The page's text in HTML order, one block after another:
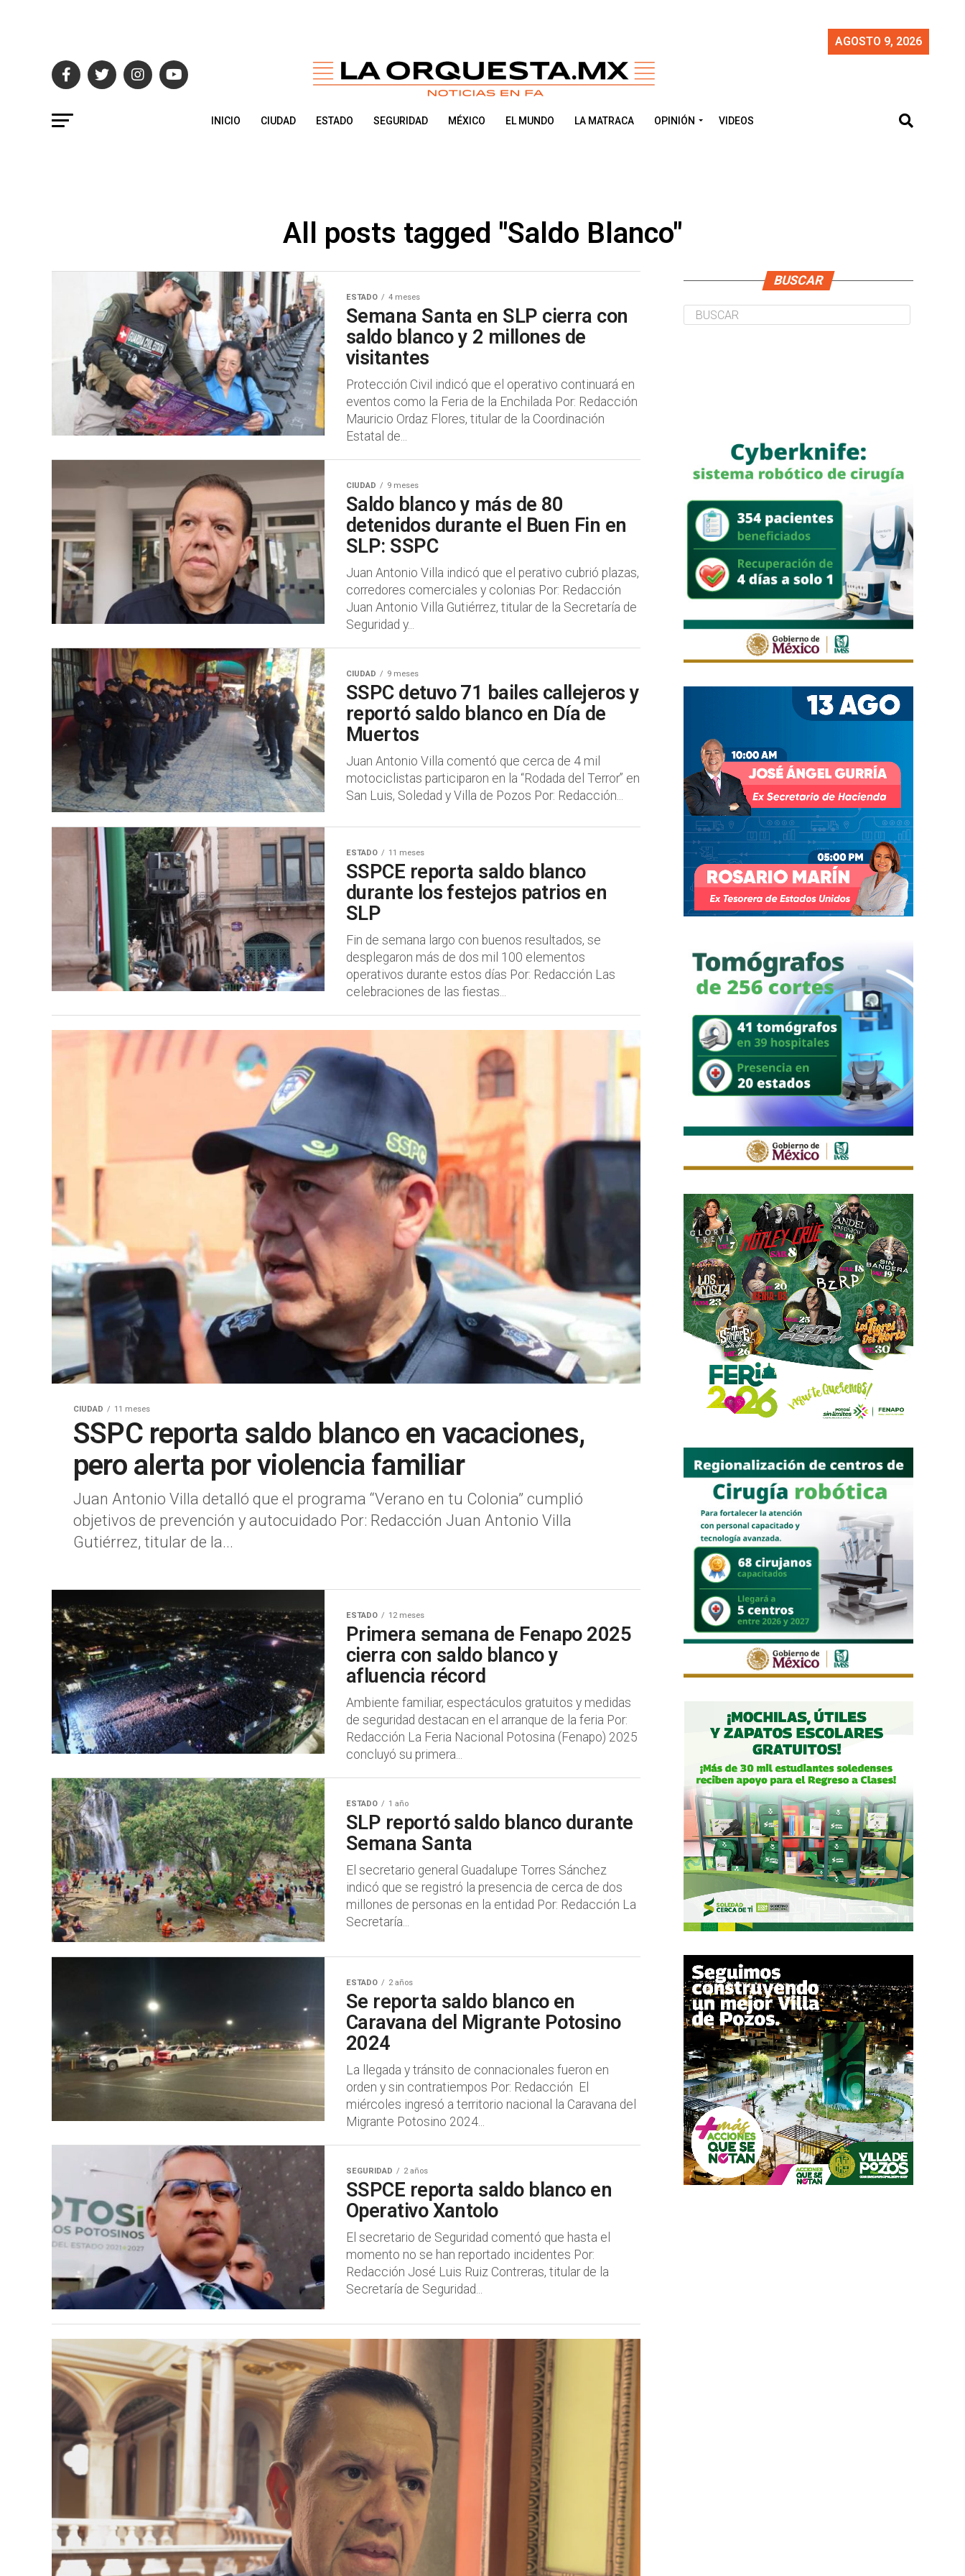
AGOSTO 9, 2026
INICIO CIUDAD ESTADO SEGURIDAD MÉXICO EL MUNDO LA MATRACA OPINIÓN VIDEOS
All posts tagged "Saldo Blanco"
ESTADO 4 meses
Semana Santa en SLP cierra con
saldo blanco y 2 millones de
visitantes
Protección Civil indicó que el operativo continuará en
eventos como la Feria de la Enchilada Por: Redacción
Mauricio Ordaz Flores, titular de la Coordinación
Estatal de...
CIUDAD 9 meses
Saldo blanco y más de 80
detenidos durante el Buen Fin en
SLP: SSPC
Juan Antonio Villa indicó que el perativo cubrió plazas,
corredores comerciales y colonias Por: Redacción
Juan Antonio Villa Gutiérrez, titular de la Secretaría de
Seguridad y...
CIUDAD 9 meses
SSPC detuvo 71 bailes callejeros y
reportó saldo blanco en Día de
Muertos
Juan Antonio Villa comentó que cerca de 4 mil
motociclistas participaron en la “Rodada del Terror” en
San Luis, Soledad y Villa de Pozos Por: Redacción...
ESTADO 11 meses
SSPCE reporta saldo blanco
durante los festejos patrios en
SLP
Fin de semana largo con buenos resultados, se
desplegaron más de dos mil 100 elementos
operativos durante estos días Por: Redacción Las
celebraciones de las fiestas...
CIUDAD 11 meses
SSPC reporta saldo blanco en vacaciones,
pero alerta por violencia familiar
Juan Antonio Villa detalló que el programa “Verano en tu Colonia” cumplió
objetivos de prevención y autocuidado Por: Redacción Juan Antonio Villa
Gutiérrez, titular de la...
ESTADO 12 meses
Primera semana de Fenapo 2025
cierra con saldo blanco y
afluencia récord
Ambiente familiar, espectáculos gratuitos y medidas
de seguridad destacan en el arranque de la feria Por:
Redacción La Feria Nacional Potosina (Fenapo) 2025
concluyó su primera...
ESTADO 1 año
SLP reportó saldo blanco durante
Semana Santa
El secretario general Guadalupe Torres Sánchez
indicó que se registró la presencia de cerca de dos
millones de personas en la entidad Por: Redacción La
Secretaría...
ESTADO 2 años
Se reporta saldo blanco en
Caravana del Migrante Potosino
2024
La llegada y tránsito de connacionales fueron en
orden y sin contratiempos Por: Redacción El
miércoles ingresó a territorio nacional la Caravana del
Migrante Potosino 2024...
SEGURIDAD 2 años
SSPCE reporta saldo blanco en
Operativo Xantolo
El secretario de Seguridad comentó que hasta el
momento no se han reportado incidentes Por:
Redacción José Luis Ruiz Contreras, titular de la
Secretaría de Seguridad...
BUSCAR